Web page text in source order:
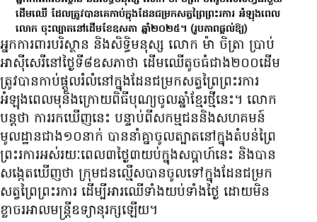
ដើមឈើ ដែលត្រូវបានគេកាប់ក្នុងដែនជម្រកសត្វព្រៃព្រះរការ អំឡុងពេល
លោក ចុះល្បាតនៅដើមខែឧសភា ឆ្នាំ២០២៥។ (រូបភាពផ្ដល់ឱ្យ)
អ្នក​ការពារ​បរិស្ថាន និង​សិទ្ធិមនុស្ស លោក ម៉ា ចិត្រា ប្រាប់​
អាស៊ីសេរី​នៅ​ថ្ងៃ​ទី​៨​ឧសភា​ថា ដើម​ឈើ​តូច​ធំ​ជាង​២០០​ដើម
ត្រូវ​បាន​កាប់​ផ្ដួល​រំលំ​នៅ​ក្នុង​ដែន​ជម្រក​សត្វ​ព្រៃ​ព្រះរការ
អំឡុង​ពេល​មុ​និង​ក្រោយ​ពិធី​បុណ្យ​ចូល​ឆ្នាំ​ខ្មែរ​ថ្មី​នេះ។ លោក​
បន្ត​ថា ការ​រកឃើញ​នេះ បន្ទាប់​ពី​សកម្មជន​និង​សហគមន៍​
មូលដ្ឋាន​ជាង​១០​នាក់ បាន​នាំ​គ្នា​ចូល​ត្បាត​នៅ​ក្នុង​តំបន់​ព្រៃ​
ព្រះរការ​អស់​រយៈពេល​៣​ថ្ងៃ​៣​យប់​ក្នុង​សប្ដាហ៍​នេះ និង​បាន​
សង្កេត​ឃើញ​ថា ក្រុម​ជនល្មើស​បាន​ចូល​ទៅ​ក្នុង​ដែន​ជម្រក​
សត្វ​ព្រៃ​ព្រះរការ ដើម្បី​អារ​ឈើ​ទាំង​យប់​ទាំង​ថ្ងៃ ដោយ​មិន​
ខ្លាច​រអាល​មន្ត្រី​ឧទ្យានុរក្ស​ឡើយ។